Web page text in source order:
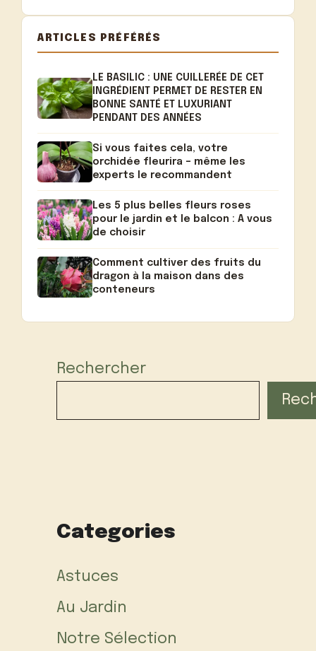
ARTICLES PRÉFÉRÉS
LE BASILIC : UNE CUILLERÉE DE CET
INGRÉDIENT PERMET DE RESTER EN
BONNE SANTÉ ET LUXURIANT
PENDANT DES ANNÉES
Si vous faites cela, votre
orchidée fleurira – même les
experts le recommandent
Les 5 plus belles fleurs roses
pour le jardin et le balcon : A vous
de choisir
Comment cultiver des fruits du
dragon à la maison dans des
conteneurs
Rechercher
Categories
Astuces
Au Jardin
Notre Sélection